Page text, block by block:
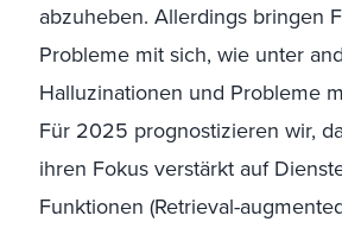
abzuheben. Allerdings bringen
Probleme mit sich, wie unter
Halluzinationen und Probleme
Für 2025 prognostizieren wir,
ihren Fokus verstärkt auf
Funktionen (Retrieval-